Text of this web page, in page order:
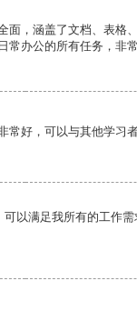
面，涵盖了文档、表格
常办公的所有任务，非常
常好，可以与其他学习
以满足我所有的工作